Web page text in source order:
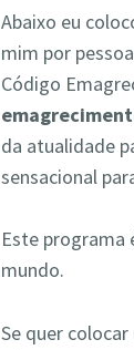
Abaixo eu
mim por
Código
da atualidade
sensacional
Este programa
mundo.
Se quer